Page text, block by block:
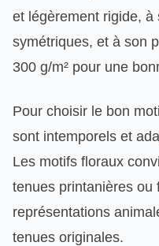
et légèrement rigide, à
symétriques, et à son
300 g/m² pour une
Pour choisir le bon
sont intemporels et
Les motifs floraux
tenues printanières ou
représentations
tenues originales.